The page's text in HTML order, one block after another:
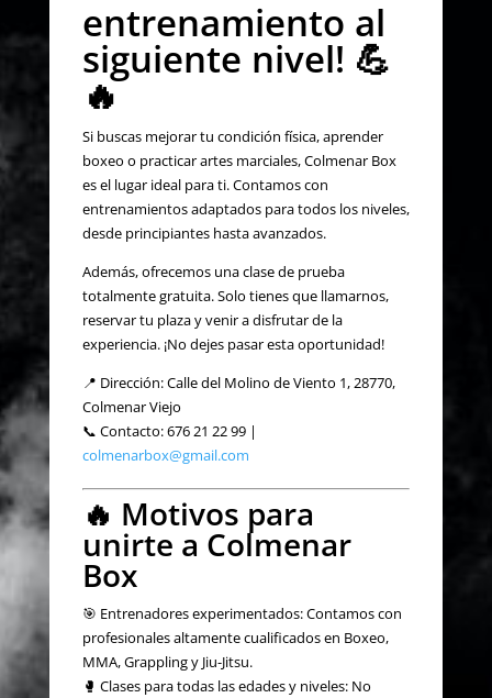
entrenamiento al
siguiente nivel! 💪
🔥
Si buscas mejorar tu condición física, aprender
boxeo o practicar artes marciales, Colmenar Box
es el lugar ideal para ti. Contamos con
entrenamientos adaptados para todos los niveles,
desde principiantes hasta avanzados.
Además, ofrecemos una clase de prueba
totalmente gratuita. Solo tienes que llamarnos,
reservar tu plaza y venir a disfrutar de la
experiencia. ¡No dejes pasar esta oportunidad!
📍 Dirección: Calle del Molino de Viento 1, 28770,
Colmenar Viejo
📞 Contacto: 676 21 22 99 |
colmenarbox@gmail.com
🔥 Motivos para
unirte a Colmenar
Box
🎯 Entrenadores experimentados: Contamos con
profesionales altamente cualificados en Boxeo,
MMA, Grappling y Jiu-Jitsu.
🥊 Clases para todas las edades y niveles: No